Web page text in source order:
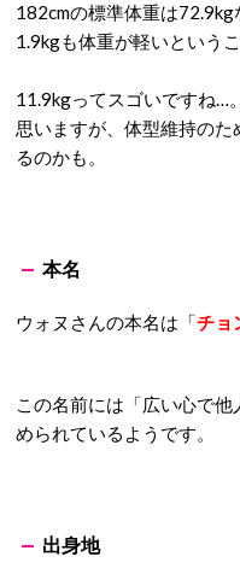
182cmの標準体重は
1.9kgも体重が軽いという
11.9kgってスゴいですね…
思いますが、体型維持の
るのかも。
本名
ウォヌさんの本名は「チョ
この名前には「広い心で
められているようです。
出身地